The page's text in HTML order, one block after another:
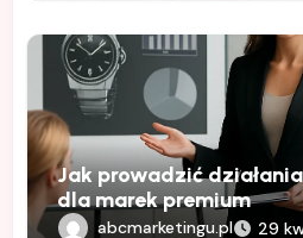
Jak prowadzić
dla marek premium
abcmarketingu.pl 29